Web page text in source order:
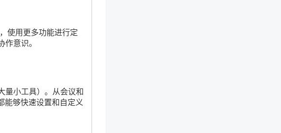
使用更多功能进行定
意识。
量小工具）。从会议和
能够快速设置和自定义